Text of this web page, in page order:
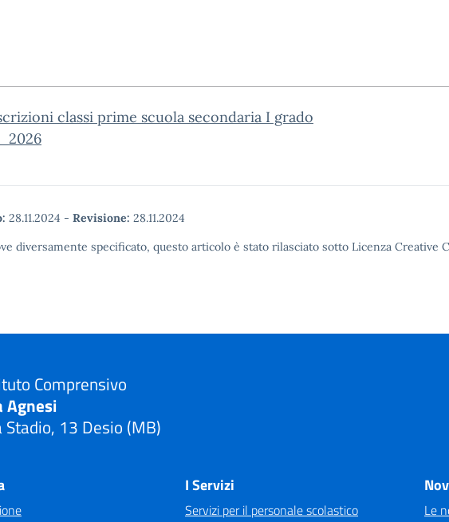
classi prime scuola secondaria I grado
28.11.2024 - Revisione: 28.11.2024
diversamente specificato, questo articolo è stato rilasciato sotto Licenza Creative
Comprensivo
Agnesi
Stadio, 13 Desio (MB)
I Servizi
Servizi per il personale scolastico
Le